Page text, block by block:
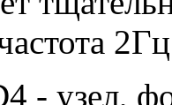
- узел,